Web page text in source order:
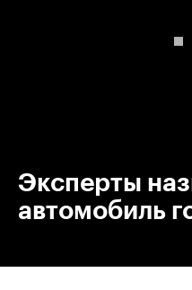
Эксперты
автомобиль